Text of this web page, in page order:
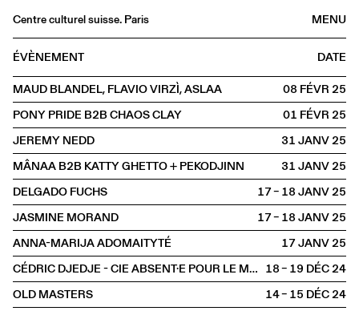
MENU
Centre culturel suisse. Paris
Agenda
Librairie
Buvette
Archives
Médiathèque
Éditions
Informations
FR/EN
SCÈNE
ÉVÈNEMENT
DATE
MAUD BLANDEL, FLAVIO VIRZÌ, ASLAA
08 FÉVR2025
PONY PRIDE B2B CHAOS CLAY
01 FÉVR2025
JEREMY NEDD
31 JANV2025
MÂNAA B2B KATTY GHETTO + PEKODJINN
31 JANV2025
DELGADO FUCHS
17 – 18 JANV2025
JASMINE MORAND
17 – 18 JANV2025
ANNA-MARIJA ADOMAITYTÉ
17 JANV2025
CÉDRIC DJEDJE - CIE ABSENT·E POUR LE MOMENT 18 – 19 DÉC2024
OLD MASTERS
14 – 15 DÉC2024